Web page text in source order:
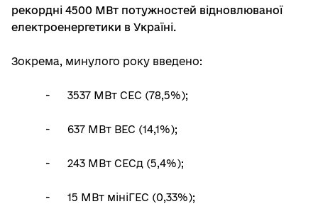
рекордні 4500 МВт потужностей відновлюваної
електроенергетики в Україні.
Зокрема, минулого року введено:
- 3537 МВт СЕС (78,5%);
- 637 МВт ВЕС (14,1%);
- 243 МВт СЕСд (5,4%);
- 15 МВт мініГЕС (0,33%);